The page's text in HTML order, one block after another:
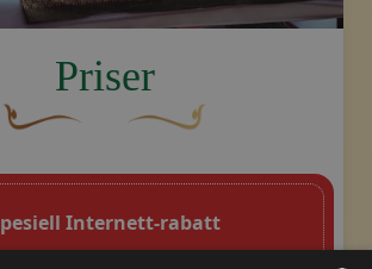
Priser
Internett-rabatt